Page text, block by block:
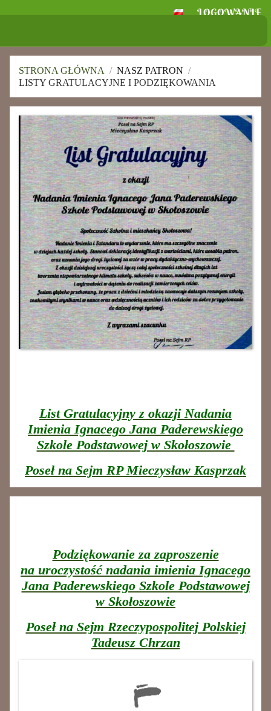
LOGOWANIE
Skołoszowie
STRONA GŁÓWNA / NASZ PATRON /
LISTY GRATULACYJNE I PODZIĘKOWANIA
Listy
gratulacyjne
podziękowania
List Gratulacyjny z okazji Nadania
Imienia Ignacego Jana Paderewskiego
Szkole Podstawowej w Skołoszowie
Poseł na Sejm RP Mieczysław Kasprzak
Podziękowanie za zaproszenie
na uroczystość nadania imienia Ignacego
Jana Paderewskiego Szkole Podstawowej
w Skołoszowie
Poseł na Sejm Rzeczypospolitej Polskiej
Tadeusz Chrzan